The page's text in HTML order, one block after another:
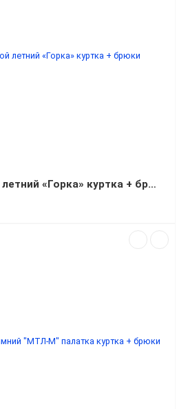
Костюм мужской летний «Горка» куртка + брюки